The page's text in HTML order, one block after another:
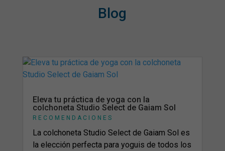
Blog
Eleva tu práctica de yoga con la
colchoneta Studio Select de Gaiam Sol
RECOMENDACIONES
La colchoneta Studio Select de Gaiam Sol es
la elección perfecta para yoguis de todos los